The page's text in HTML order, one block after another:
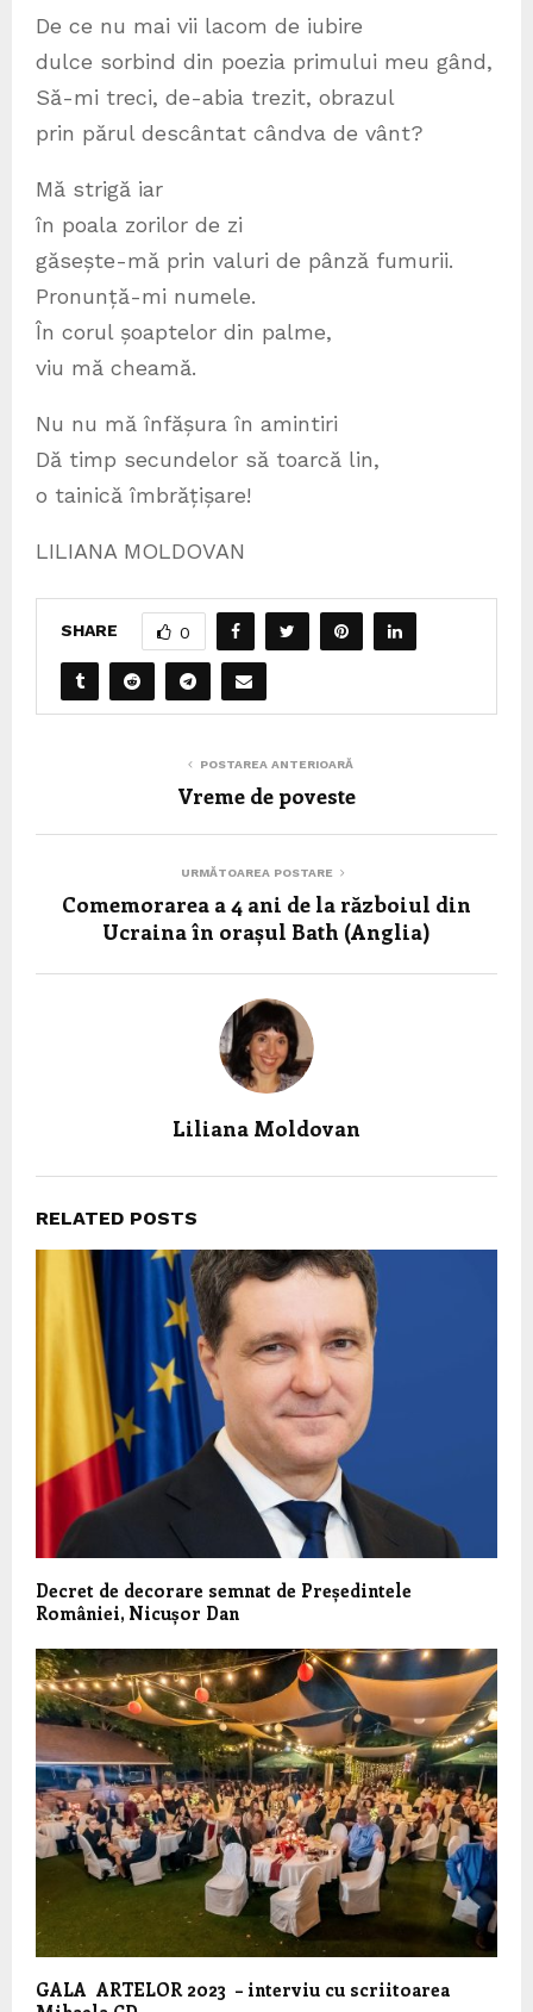
De ce nu mai vii lacom de iubire
dulce sorbind din poezia primului meu gând,
Să-mi treci, de-abia trezit, obrazul
prin părul descântat cândva de vânt?
Mă strigă iar
în poala zorilor de zi
găsește-mă prin valuri de pânză fumurii.
Pronunță-mi numele.
În corul șoaptelor din palme,
viu mă cheamă.
Nu nu mă înfășura în amintiri
Dă timp secundelor să toarcă lin,
o tainică îmbrățișare!
LILIANA MOLDOVAN
SHARE 0
POSTAREA ANTERIOARĂ
Vreme de poveste
URMĂTOAREA POSTARE
Comemorarea a 4 ani de la războiul din
Ucraina în orașul Bath (Anglia)
Liliana Moldovan
RELATED POSTS
Decret de decorare semnat de Președintele
României, Nicușor Dan
GALA ARTELOR 2023 – interviu cu scriitoarea